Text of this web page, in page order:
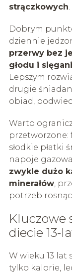
strączkowych.
Dobrym
dziennie
przerwy bez
głodu i
Lepszym
drugie
obiad,
Warto
przetworzone:
słodkie płatki
napoje
zwykle dużo
minerałów,
potrzeb
Kluczowe
diecie 13-
W wieku 13 lat
tylko kalorie,